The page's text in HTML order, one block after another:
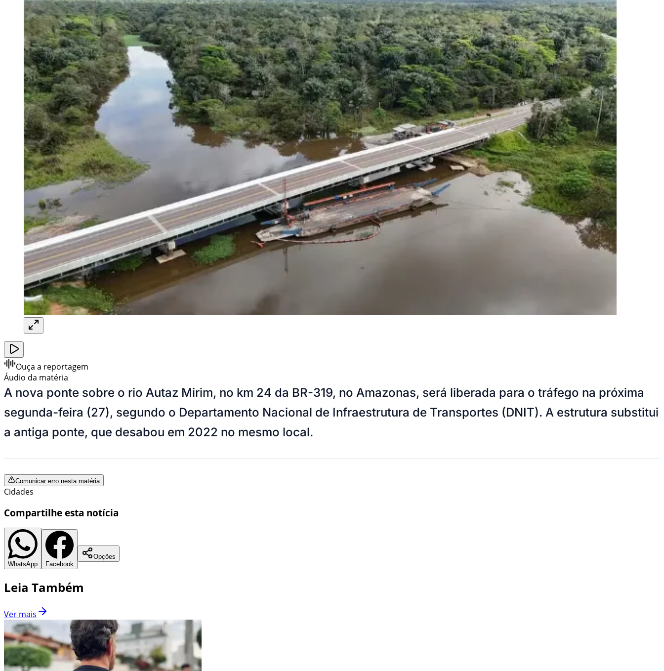
Ouça a reportagem
Áudio da matéria
A nova ponte sobre o rio Autaz Mirim, no km 24 da BR-319, no Amazonas, será liberada para o tráfego na próxima
segunda-feira (27), segundo o Departamento Nacional de Infraestrutura de Transportes (DNIT). A estrutura substitui
a antiga ponte, que desabou em 2022 no mesmo local.
Comunicar erro nesta matéria
Cidades
Compartilhe esta notícia
WhatsApp Facebook
Opções
Leia Também
Ver mais